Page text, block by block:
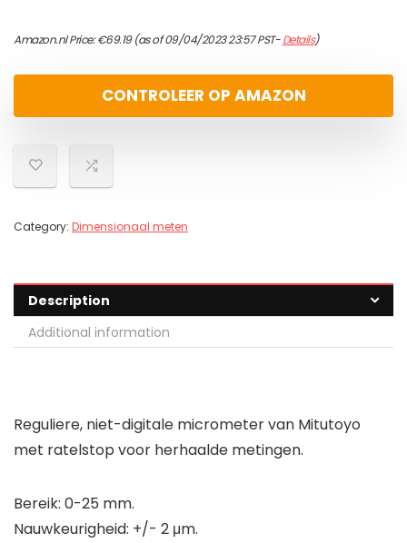
Amazon.nl Price:€69.19(as of 09/04/2023 23:57 PST-Details)
CONTROLEER OP AMAZON
Category: Dimensionaal meten
Description
Additional information
Reguliere, niet-digitale micrometer van Mitutoyo
met ratelstop voor herhaalde metingen.
Bereik: 0-25 mm.
Nauwkeurigheid: +/- 2 μm.